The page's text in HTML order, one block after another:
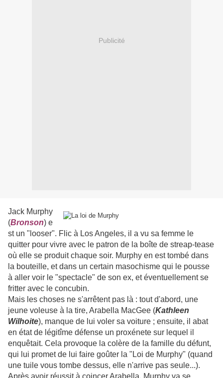
Publicité
Jack Murphy
(Bronson) e
st un "looser". Flic à Los Angeles, il a vu sa femme le
quitter pour vivre avec le patron de la boîte de streap-tease
où elle se produit chaque soir. Murphy en est tombé dans
la bouteille, et dans un certain masochisme qui le pousse
à aller voir le "spectacle" de son ex, et éventuellement se
fritter avec le concubin.
Mais les choses ne s'arrêtent pas là : tout d'abord, une
jeune voleuse à la tire, Arabella MacGee (Kathleen
Wilhoite), manque de lui voler sa voiture ; ensuite, il abat
en état de légitîme défense un proxénete sur lequel il
enquêtait. Cela provoque la colère de la famille du défunt,
qui lui promet de lui faire goûter la "Loi de Murphy" (quand
une tuile vous tombe dessus, elle n'arrive pas seule...).